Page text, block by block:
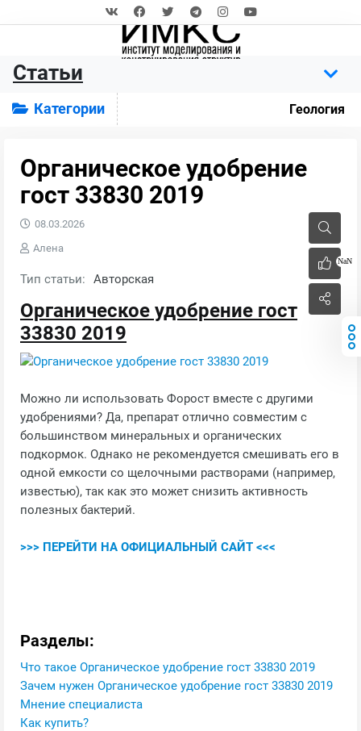
Статьи
Категории Геология
Органическое удобрение
гост 33830 2019
NaN
08.03.2026
Алена
Тип статьи: Авторская
Органическое удобрение гост
33830 2019
Можно ли использовать Форост вместе с другими
удобрениями? Да, препарат отлично совместим с
большинством минеральных и органических
подкормок. Однако не рекомендуется смешивать его в
одной емкости со щелочными растворами (например,
известью), так как это может снизить активность
полезных бактерий.
>>> ПЕРЕЙТИ НА ОФИЦИАЛЬНЫЙ САЙТ <<<
Разделы:
Что такое Органическое удобрение гост 33830 2019
Зачем нужен Органическое удобрение гост 33830 2019
Мнение специалиста
Как купить?